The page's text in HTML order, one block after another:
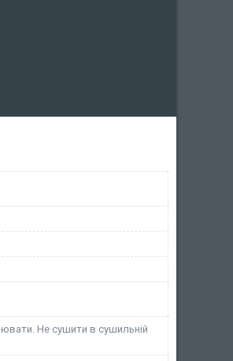
Не сушити в сушильній